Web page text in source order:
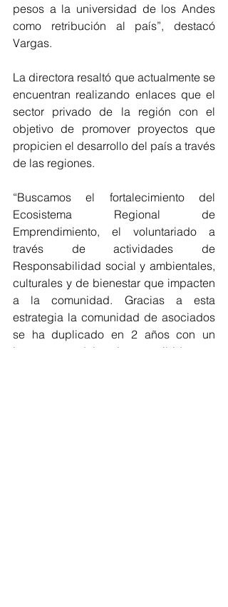
pesos a la universidad de los Andes
como retribución al país”, destacó
Vargas.
La directora resaltó que actualmente se
encuentran realizando enlaces que el
sector privado de la región con el
objetivo de promover proyectos que
propicien el desarrollo del país a través
de las regiones.
“Buscamos el fortalecimiento del
Ecosistema Regional de
Emprendimiento, el voluntariado a
través de actividades de
Responsabilidad social y ambientales,
culturales y de bienestar que impacten
a la comunidad. Gracias a esta
estrategia la comunidad de asociados
se ha duplicado en 2 años con un
incremento del valor percibido por